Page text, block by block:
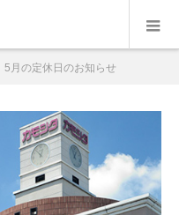
5月の定休日のお知らせ